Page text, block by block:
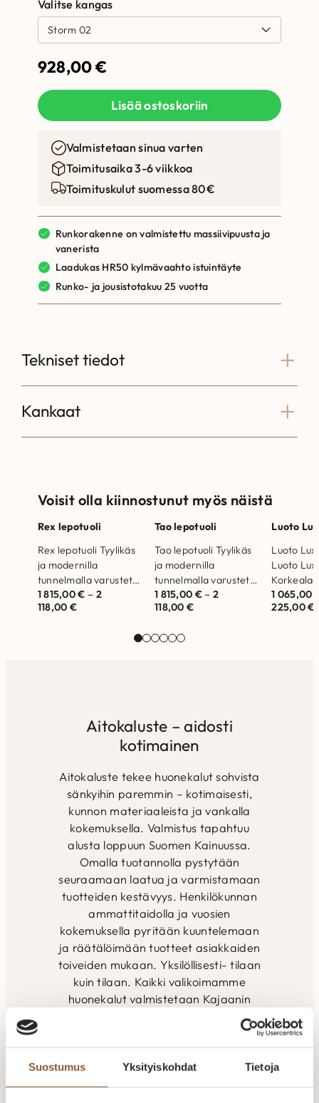
Suostumus Yksityiskohdat Tietoja
Valitse kangas
928,00€
Lisää ostoskoriin
Valmistetaan sinua varten
Toimitusaika 3-6 viikkoa
Toimituskulut suomessa 80€
Runkorakenne on valmistettu massiivipuusta ja
vanerista
Laadukas HR50 kylmävaahto istuintäyte
Runko- ja jousistotakuu 25 vuotta
Tekniset tiedot
Kankaat
Voisit olla kiinnostunut myös näistä
Rex lepotuoli
Rex lepotuoli Tyylikäs
ja modernilla
tunnelmalla varustettu
Rex lepotuoli tarjoaa
korkeatasoista
Valmistettu Suomessa.
1 815,00€ – 2
118,00 €
Tao lepotuoli
Tao lepotuoli Tyylikäs
ja modernilla
tunnelmalla varustettu
Tao lepotuoli tarjoaa
korkeatasoista
Valmistettu Suomessa.
1 815,00 €– 2
118,00 €
Luoto
Luoto
Luoto
täytteet
1 065,00
225,00€
Aitokaluste – aidosti
kotimainen
Aitokaluste tekee huonekalut sohvista
sänkyihin paremmin – kotimaisesti,
kunnon materiaaleista ja vankalla
kokemuksella. Valmistus tapahtuu
alusta loppuun Suomen Kainuussa.
Omalla tuotannolla pystytään
seuraamaan laatua ja varmistamaan
tuotteiden kestävyys. Henkilökunnan
ammattitaidolla ja vuosien
kokemuksella pyritään kuuntelemaan
ja räätälöimään tuotteet asiakkaiden
toiveiden mukaan. Yksilöllisesti- tilaan
kuin tilaan. Kaikki valikoimamme
huonekalut valmistetaan Kajaanin
tehtaalla. Aitokalusteelle myönnetty
Avainlippu-merkki kertoo Suomessa
valmistetuista tuotteista. Pidämme
ylpeästi yllä suomalaisen työn lippua.